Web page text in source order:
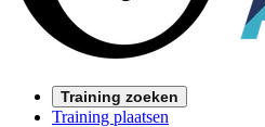
Training zoeken
Training plaatsen